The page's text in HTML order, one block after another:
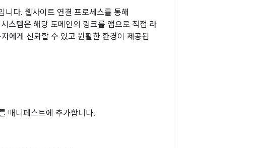
니다. 웹사이트 연결 프로세스를 통해
스템은 해당 도메인의 링크를 앱으로 직접 라
에게 신뢰할 수 있고 원활한 환경이 제공됩
매니페스트에 추가합니다.